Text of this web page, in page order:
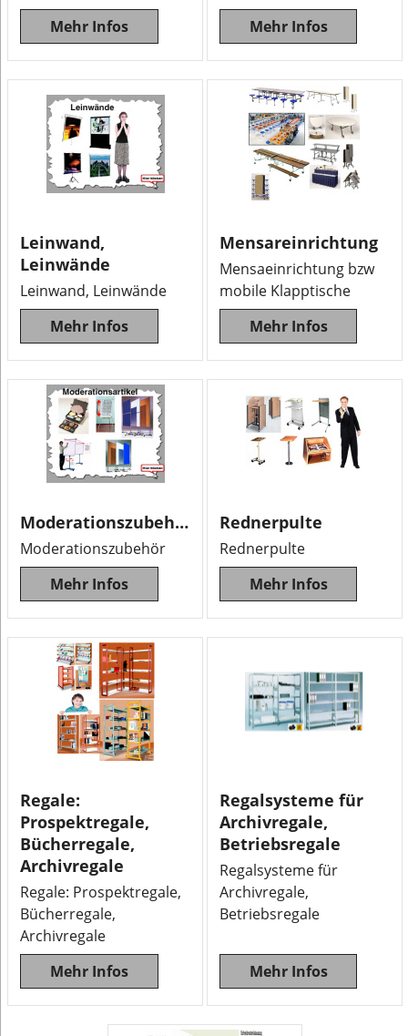
Mehr Infos
Mehr Infos
Leinwand,
Leinwände
Leinwand, Leinwände
Mehr Infos
Mensareinrichtung
Mensaeinrichtung bzw
mobile Klapptische
Mehr Infos
Moderationszubehör
Moderationszubehör
Mehr Infos
Rednerpulte
Rednerpulte
Mehr Infos
Regale:
Prospektregale,
Bücherregale,
Archivregale
Regale: Prospektregale,
Bücherregale,
Archivregale
Mehr Infos
Regalsysteme für
Archivregale,
Betriebsregale
Regalsysteme für
Archivregale,
Betriebsregale
Mehr Infos